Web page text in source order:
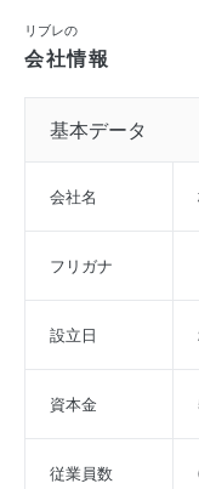
リブレの
会社情報
基本データ
会社名
フリガナ
設立日
資本金
従業員数